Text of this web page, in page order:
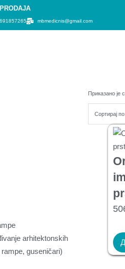
mbmedicnis@gmail.com
arhitektonskih
guseničari)
Приказано је